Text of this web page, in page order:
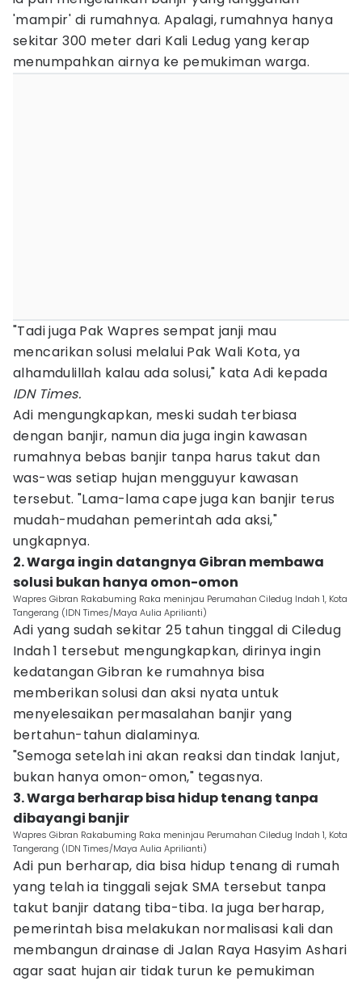
'mampir' di rumahnya. Apalagi, rumahnya hanya
sekitar 300 meter dari Kali Ledug yang kerap
menumpahkan airnya ke pemukiman warga.
"Tadi juga Pak Wapres sempat janji mau
mencarikan solusi melalui Pak Wali Kota, ya
alhamdulillah kalau ada solusi," kata Adi kepada
IDN Times.
Adi mengungkapkan, meski sudah terbiasa
dengan banjir, namun dia juga ingin kawasan
rumahnya bebas banjir tanpa harus takut dan
was-was setiap hujan mengguyur kawasan
tersebut. "Lama-lama cape juga kan banjir terus
mudah-mudahan pemerintah ada aksi,"
ungkapnya.
2. Warga ingin datangnya Gibran membawa
solusi bukan hanya omon-omon
Wapres Gibran Rakabuming Raka meninjau Perumahan Ciledug Indah 1, Kota
Tangerang (IDN Times/Maya Aulia Aprilianti)
Adi yang sudah sekitar 25 tahun tinggal di Ciledug
Indah 1 tersebut mengungkapkan, dirinya ingin
kedatangan Gibran ke rumahnya bisa
memberikan solusi dan aksi nyata untuk
menyelesaikan permasalahan banjir yang
bertahun-tahun dialaminya.
"Semoga setelah ini akan reaksi dan tindak lanjut,
bukan hanya omon-omon," tegasnya.
3. Warga berharap bisa hidup tenang tanpa
dibayangi banjir
Wapres Gibran Rakabuming Raka meninjau Perumahan Ciledug Indah 1, Kota
Tangerang (IDN Times/Maya Aulia Aprilianti)
Adi pun berharap, dia bisa hidup tenang di rumah
yang telah ia tinggali sejak SMA tersebut tanpa
takut banjir datang tiba-tiba. Ia juga berharap,
pemerintah bisa melakukan normalisasi kali dan
membangun drainase di Jalan Raya Hasyim Ashari
agar saat hujan air tidak turun ke pemukiman